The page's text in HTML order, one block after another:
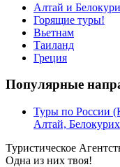
Алтай и
Горящие туры!
Вьетнам
Таиланд
Греция
Популярные
Туры по России
Алтай,
Туристическое
Одна из них твоя!